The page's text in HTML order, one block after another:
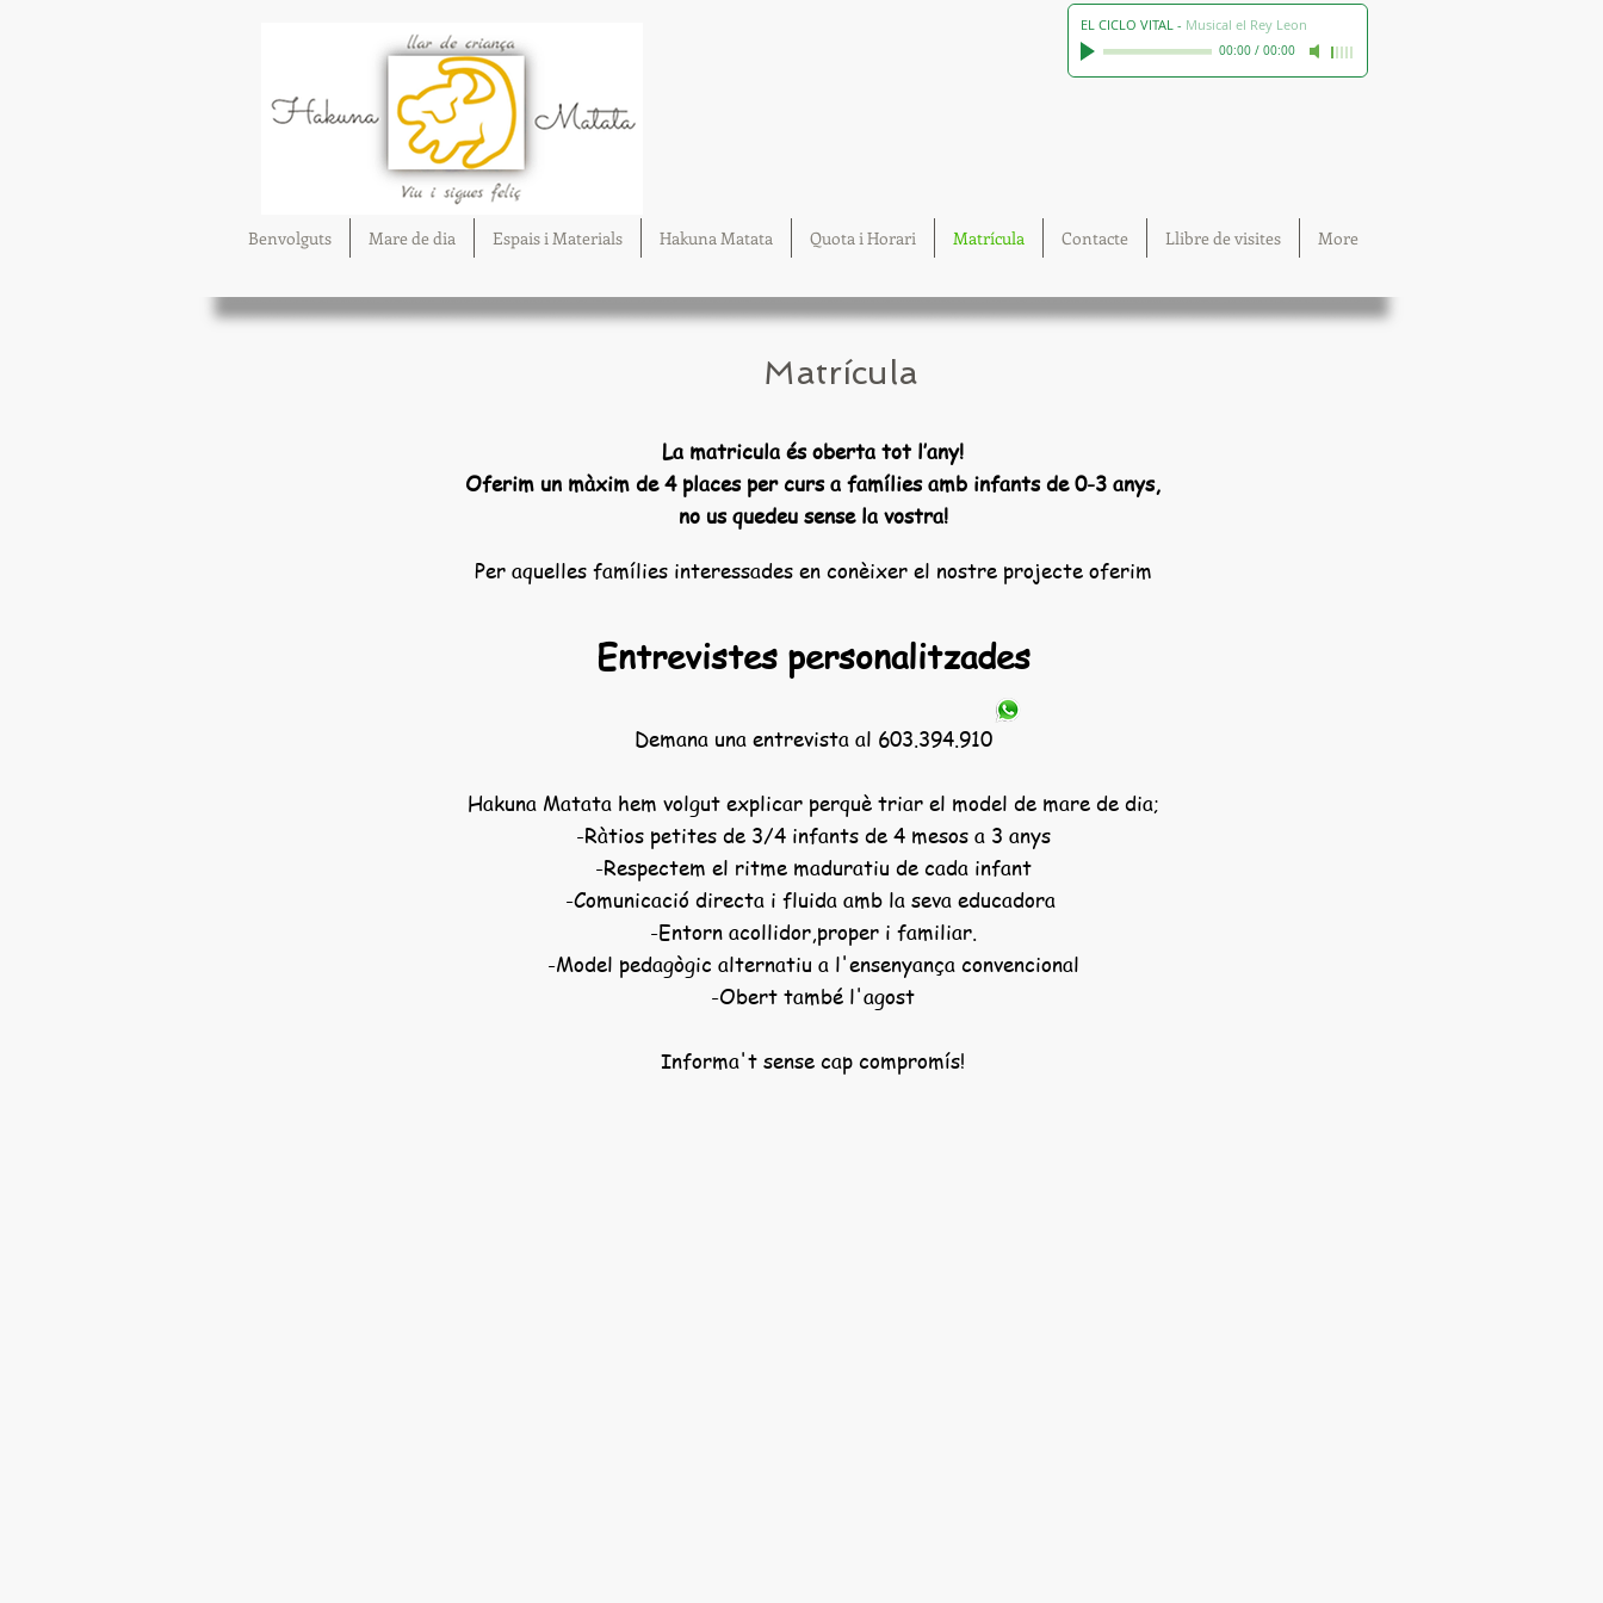
EL CICLO VITAL - Musical el Rey Leon
00:00 / 00:00
Benvolguts Mare de dia Espais i Materials Hakuna Matata Quota i Horari Matrícula Contacte Llibre de visites More
Matrícula
La matricula és oberta tot l’any!
Oferim un màxim de 4 places per curs a famílies amb infants de 0-3 anys,
no us quedeu sense la vostra!
Per aquelles famílies interessades en conèixer el nostre projecte oferim
Entrevistes personalitzades
Demana una entrevista al 603.394.910
Hakuna Matata hem volgut explicar perquè triar el model de mare de dia;
-Ràtios petites de 3/4 infants de 4 mesos a 3 anys
-Respectem el ritme maduratiu de cada infant
-Comunicació directa i fluida amb la seva educadora
-Entorn acollidor,proper i familiar.
-Model pedagògic alternatiu a l'ensenyança convencional
-Obert també l'agost
Informa't sense cap compromís!